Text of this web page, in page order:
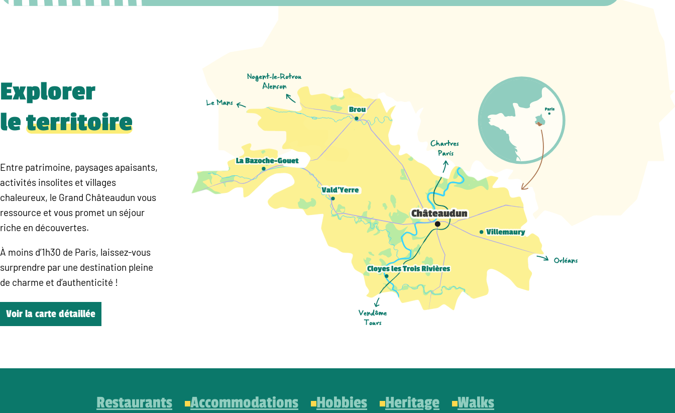
Explorer
leterritoire
Entre patrimoine, paysages apaisants,
activités insolites et villages
chaleureux, le Grand Châteaudun vous
ressource et vous promet un séjour
riche en découvertes.
À moins d’1h30 de Paris, laissez-vous
surprendre par une destination pleine
de charme et d’authenticité !
Voir la carte détaillée
Restaurants Accommodations Hobbies Heritage Walks